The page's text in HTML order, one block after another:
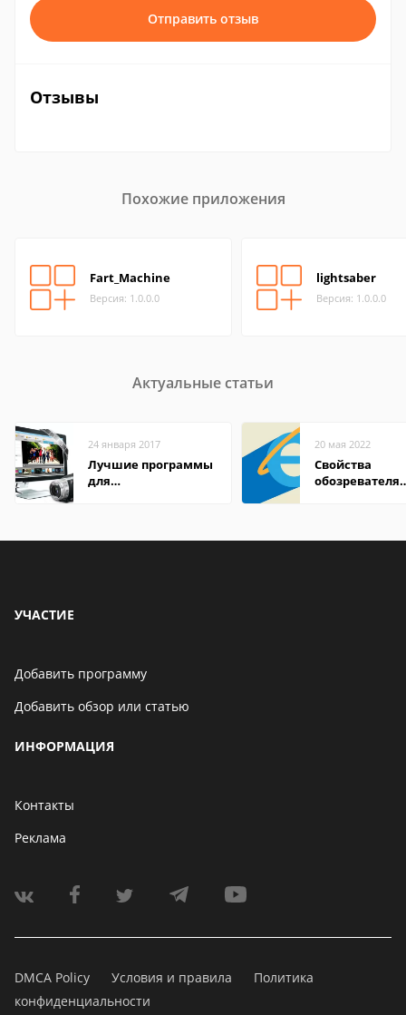
Отправить отзыв
Отзывы
Похожие приложения
Fart_Machine
Версия: 1.0.0.0
lightsaber
Версия: 1.0.0.0
Актуальные статьи
24 января 2017
Лучшие программы
для
20 мая 2022
Свойства
обозревателя
УЧАСТИЕ
Добавить программу
Добавить обзор или статью
ИНФОРМАЦИЯ
Контакты
Реклама
DMCA Policy Условия и правила
Политика
конфиденциальности